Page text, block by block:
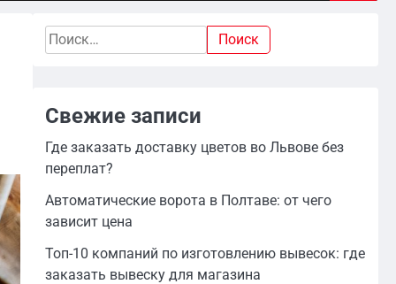
Найти:
Свежие записи
Где заказать доставку цветов во Львове без
переплат?
Автоматические ворота в Полтаве: от чего
зависит цена
Топ-10 компаний по изготовлению вывесок: где
заказать вывеску для магазина